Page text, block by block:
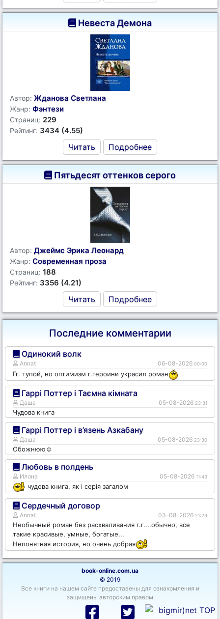
Невеста Демона
Автор: Жданова Светлана
Жанр: Фэнтези
Страниц: 229
Рейтинг: 3434 (4.55)
Читать Подробнее
Пятьдесят оттенков серого
Автор: Джеймс Эрика Леонард
Жанр: Современная проза
Страниц: 188
Рейтинг: 3356 (4.21)
Читать Подробнее
Последние комментарии
Одинокий волк
Annat 06-08-2026 00:00
Гг. тупой, но оптимизм г.героини украсил роман
Гаррі Поттер і Таємна кімната
Даша 05-08-2026 23:31
Чудова книга
Гаррі Поттер і в’язень Азкабану
Даша 05-08-2026 23:30
Обожнюю☺️
Любовь в полдень
Илона 05-08-2026 11:43
чудова книга, як і серія загалом
Сердечный договор
Annat 03-08-2026 21:29
Необычный роман без расхваливания г.г....обычно, все
такие красивые, умные, богатые...
Непонятная история, но очень добрая
book-online.com.ua
© 2019
Все книги на нашем сайте предоставены для ознакомления и
защищены авторским правом